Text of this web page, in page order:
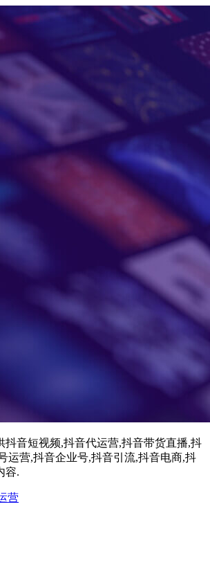
抖音短视频,抖音代运营,抖音带货直播,抖
运营,抖音企业号,抖音引流,抖音电商,抖
容.
营